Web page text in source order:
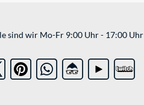
sind wir Mo-Fr 9:00 Uhr - 17:00 Uhr